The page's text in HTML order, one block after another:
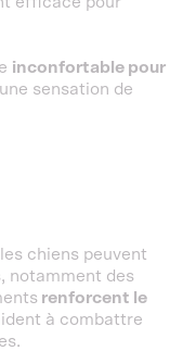
inconfortable pour
sensation de
chiens peuvent
notamment des
renforcent le
à combattre